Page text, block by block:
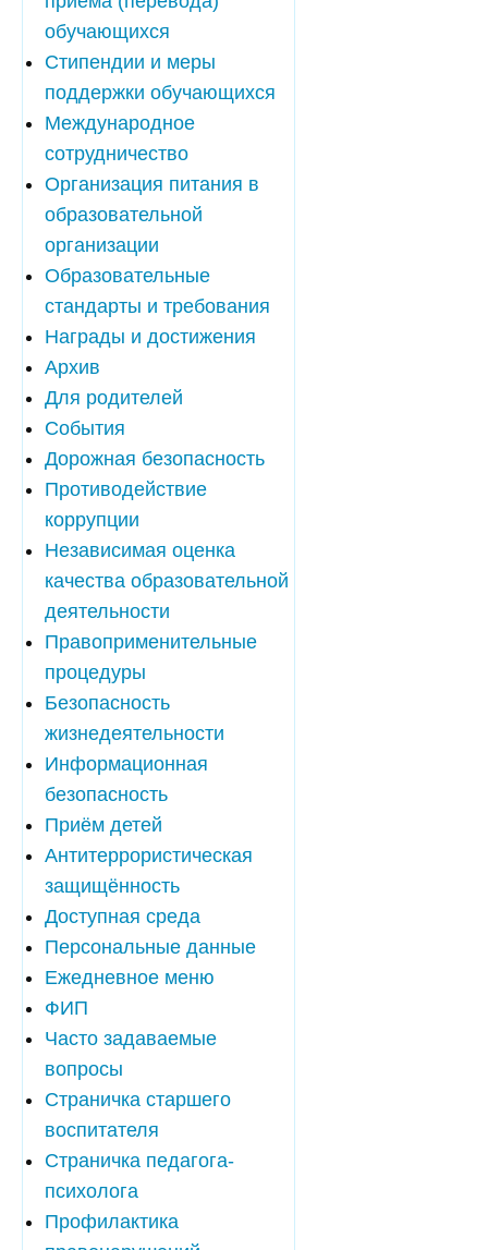
обучающихся
Стипендии и меры
поддержки обучающихся
Международное
сотрудничество
Организация питания в
образовательной
организации
Образовательные
стандарты и требования
Награды и достижения
Архив
Для родителей
События
Дорожная безопасность
Противодействие
коррупции
Независимая оценка
качества образовательной
деятельности
Правоприменительные
процедуры
Безопасность
жизнедеятельности
Информационная
безопасность
Приём детей
Антитеррористическая
защищённость
Доступная среда
Персональные данные
Ежедневное меню
ФИП
Часто задаваемые
вопросы
Страничка старшего
воспитателя
Страничка педагога-
психолога
Профилактика